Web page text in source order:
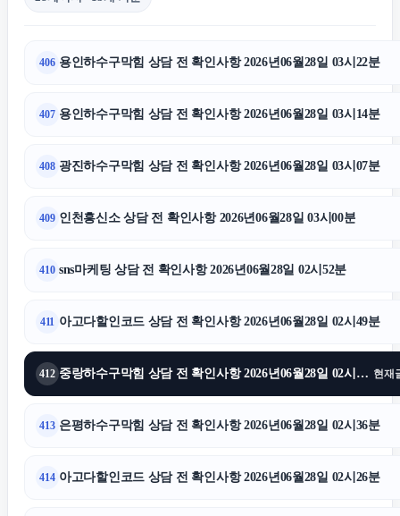
406 용인하수구막힘 상담 전 확인사항 2026년06월28일 03시22분
407 용인하수구막힘 상담 전 확인사항 2026년06월28일 03시14분
408 광진하수구막힘 상담 전 확인사항 2026년06월28일 03시07분
409 인천흥신소 상담 전 확인사항 2026년06월28일 03시00분
410 sns마케팅 상담 전 확인사항 2026년06월28일 02시52분
411 아고다할인코드 상담 전 확인사항 2026년06월28일 02시49분
412 중랑하수구막힘 상담 전 확인사항 2026년06월28일 02시39분 현재
413 은평하수구막힘 상담 전 확인사항 2026년06월28일 02시36분
414 아고다할인코드 상담 전 확인사항 2026년06월28일 02시26분